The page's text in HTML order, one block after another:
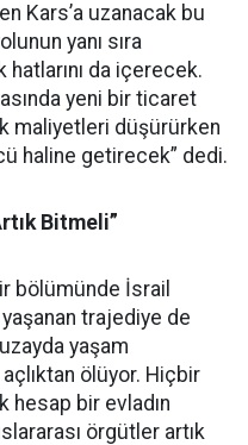
Kars’a uzanacak bu
yanı sıra
da içerecek.
yeni bir ticaret
maliyetleri düşürürken
haline getirecek” dedi.
Bitmeli”
bölümünde İsrail
yaşanan trajediye de
yaşam
açlıktan ölüyor. Hiçbir
bir evladın
örgütler artık